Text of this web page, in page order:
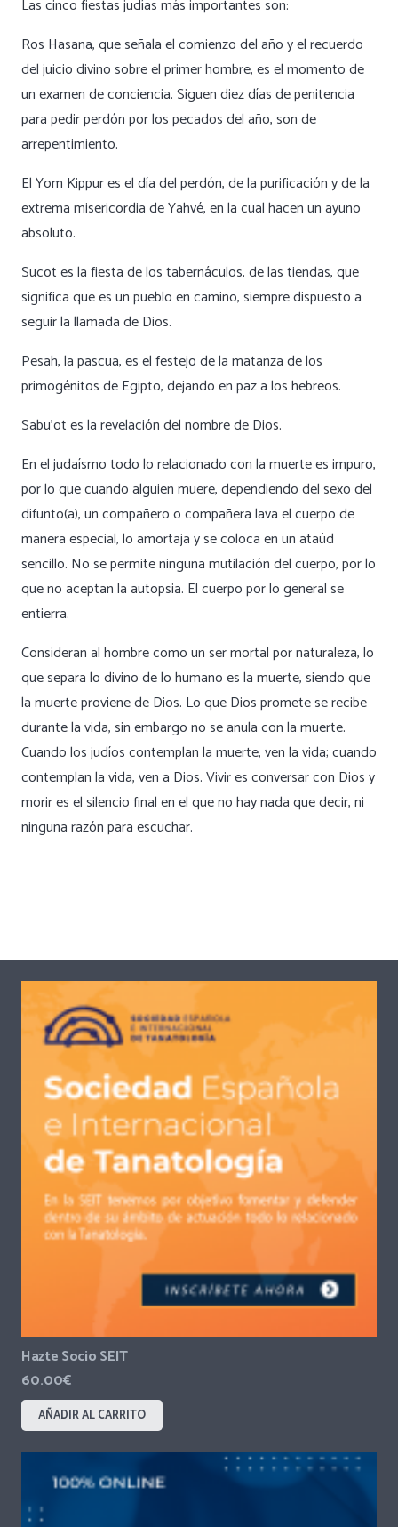
Las cinco fiestas judías más importantes son:
Ros Hasana, que señala el comienzo del año y el recuerdo
del juicio divino sobre el primer hombre, es el momento de
un examen de conciencia. Siguen diez días de penitencia
para pedir perdón por los pecados del año, son de
arrepentimiento.
ElYom Kippures el día del perdón, de la purificación y de la
extrema misericordia de Yahvé, en la cual hacen un ayuno
absoluto.
Sucotes la fiesta de los tabernáculos, de las tiendas, que
significa que es un pueblo en camino, siempre dispuesto a
seguir la llamada de Dios.
Pesah, la pascua, es el festejo de la matanza de los
primogénitos de Egipto, dejando en paz a los hebreos.
Sabu’otes la revelación del nombre de Dios.
En el judaísmo todo lo relacionado con la muerte es impuro,
por lo que cuando alguien muere, dependiendo del sexo del
difunto(a), un compañero o compañera lava el cuerpo de
manera especial, lo amortaja y se coloca en un ataúd
sencillo. No se permite ninguna mutilación del cuerpo, por lo
que no aceptan la autopsia. El cuerpo por lo general se
entierra.
Consideran al hombre como un ser mortal por naturaleza, lo
que separa lo divino de lo humano es la muerte, siendo que
la muerte proviene de Dios. Lo que Dios promete se recibe
durante la vida, sin embargo no se anula con la muerte.
Cuando los judíos contemplan la muerte, ven la vida; cuando
contemplan la vida, ven a Dios. Vivir es conversar con Dios y
morir es el silencio final en el que no hay nada que decir, ni
ninguna razón para escuchar.
Hazte Socio SEIT
60.00€
AÑADIR AL CARRITO